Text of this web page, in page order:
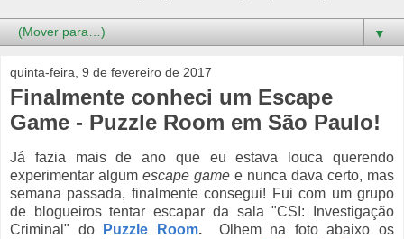
▼
quinta-feira, 9 de fevereiro de 2017
Finalmente conheci um Escape
Game - Puzzle Room em São Paulo!
Já fazia mais de ano que eu estava louca querendo
experimentar algum escape game e nunca dava certo, mas
semana passada, finalmente consegui! Fui com um grupo
de blogueiros tentar escapar da sala "CSI: Investigação
Criminal" do
Puzzle Room. Olhem na foto abaixo os